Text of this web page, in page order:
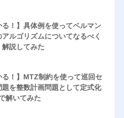
る！】具体例を使ってベルマン
ルゴリズムについてなるべく
説してみた
る！】MTZ制約を使って巡回セ
題を整数計画問題として定式化
解いてみた